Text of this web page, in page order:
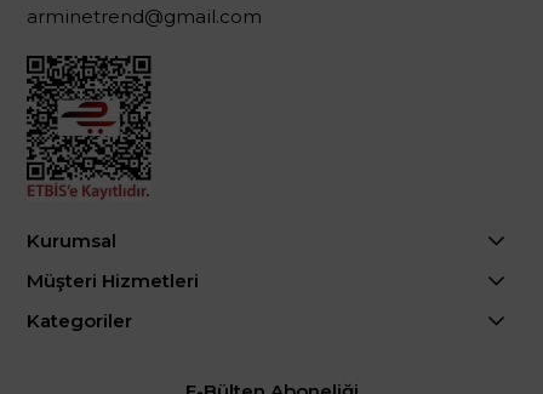
arminetrend@gmail.com
Kurumsal
Müşteri Hizmetleri
Kategoriler